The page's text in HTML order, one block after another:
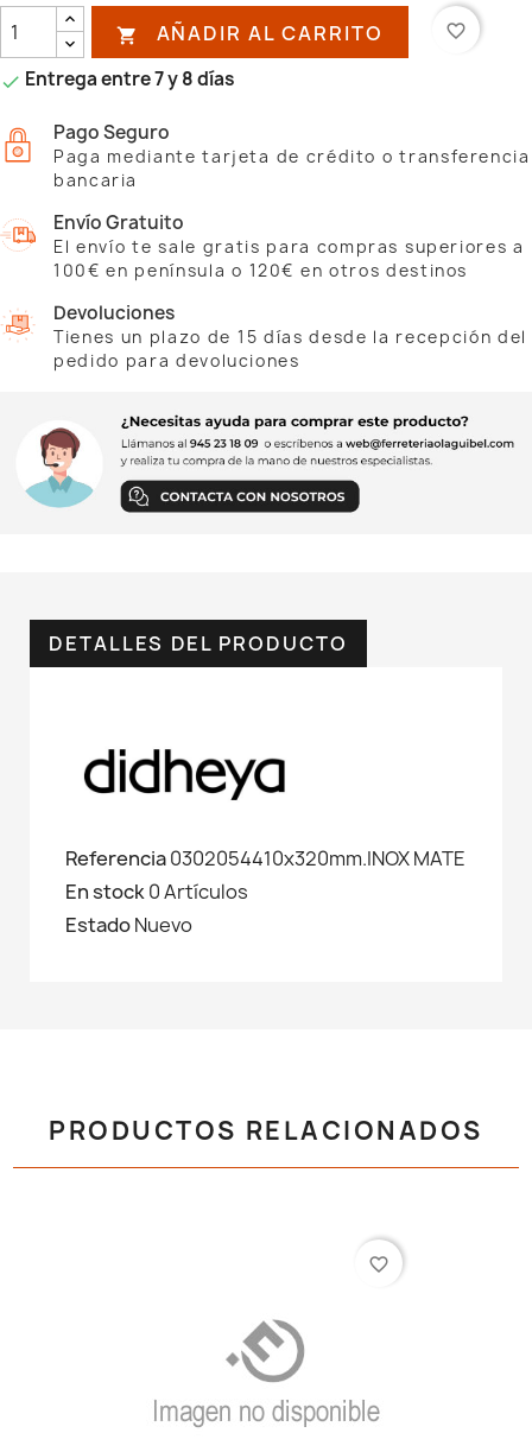
 AÑADIR AL CARRITO favorite_border
 Entrega entre 7 y 8 días
Pago Seguro
Paga mediante tarjeta de crédito o transferencia
bancaria
Envío Gratuito
El envío te sale gratis para compras superiores a
100€ en península o 120€ en otros destinos
Devoluciones
Tienes un plazo de 15 días desde la recepción del
pedido para devoluciones
DETALLES DEL PRODUCTO
Referencia0302054410x320mm.INOX MATE
En stock0 Artículos
EstadoNuevo
PRODUCTOS RELACIONADOS
favorite_border